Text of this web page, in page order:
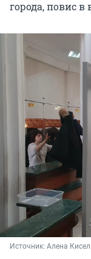
города, повис в
Источник: Алена